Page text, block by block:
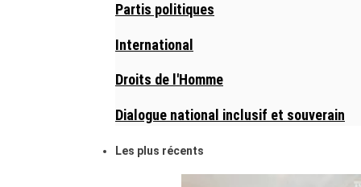
Partis politiques
International
Droits de l'Homme
Dialogue national inclusif et souverain
Les plus récents